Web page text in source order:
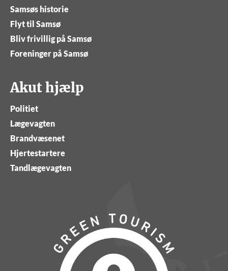
Samsøs historie
Flyt til Samsø
Bliv frivillig på Samsø
Foreninger på Samsø
Akut hjælp
Politiet
Lægevagten
Brandvæsenet
Hjertestartere
Tandlægevagten